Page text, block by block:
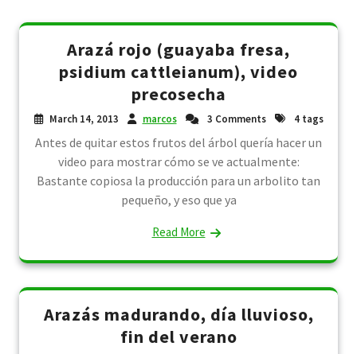
Arazá rojo (guayaba fresa,
psidium cattleianum), video
precosecha
March 14, 2013 marcos 3 Comments 4 tags
Antes de quitar estos frutos del árbol quería hacer un
video para mostrar cómo se ve actualmente:
Bastante copiosa la producción para un arbolito tan
pequeño, y eso que ya
Read More
Arazás madurando, día lluvioso,
fin del verano